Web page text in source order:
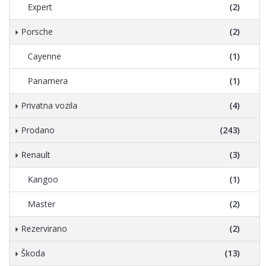
Expert (2)
Porsche (2)
Cayenne (1)
Panamera (1)
Privatna vozila (4)
Prodano (243)
Renault (3)
Kangoo (1)
Master (2)
Rezervirano (2)
Škoda (13)